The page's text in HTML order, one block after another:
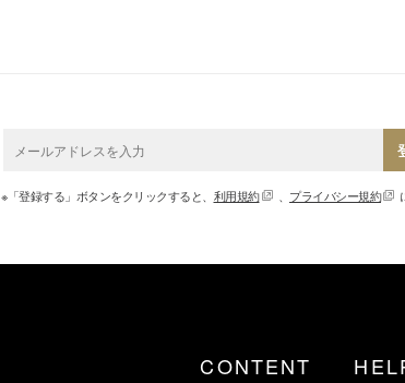
※「登録する」ボタンをクリックすると、 利用規約 プライバシー規約
CONTENT